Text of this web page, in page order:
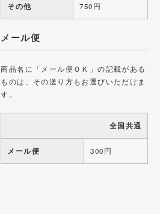
その他 750円
メール便
商品名に「メール便ＯＫ」の記載がある
ものは、その送り方もお選びいただけま
す。
全国共通
メール便 300円